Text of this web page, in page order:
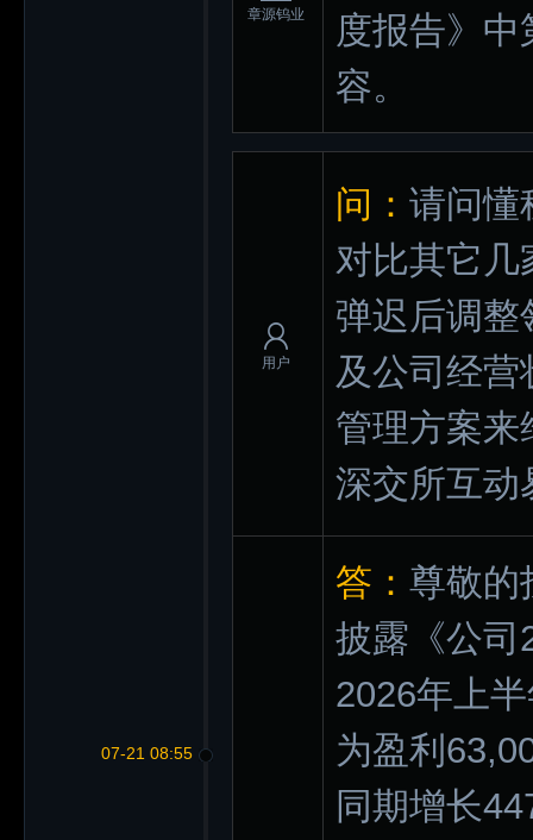
章源钨业
度报告》
容。
07-21 08:55
用户
问： 请问懂
对比其它几
弹迟后调整
及公司经
管理方案来
深交所互动
答： 尊敬的
披露《公司
2026年上
为盈利
同期增长